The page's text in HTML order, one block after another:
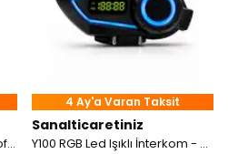
Titanyum Seramik Bıçaklı Profesyonel Sakal Ense Tıraş Makinesi
4 Ay'a Varan Taksit
Sanalticaretiniz
Y100 RGB Led Işıklı İnterkom - Yeni Nesil